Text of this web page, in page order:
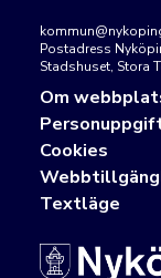
Postadress
Stadshuset, Stora
Om
Cookies
Textläge